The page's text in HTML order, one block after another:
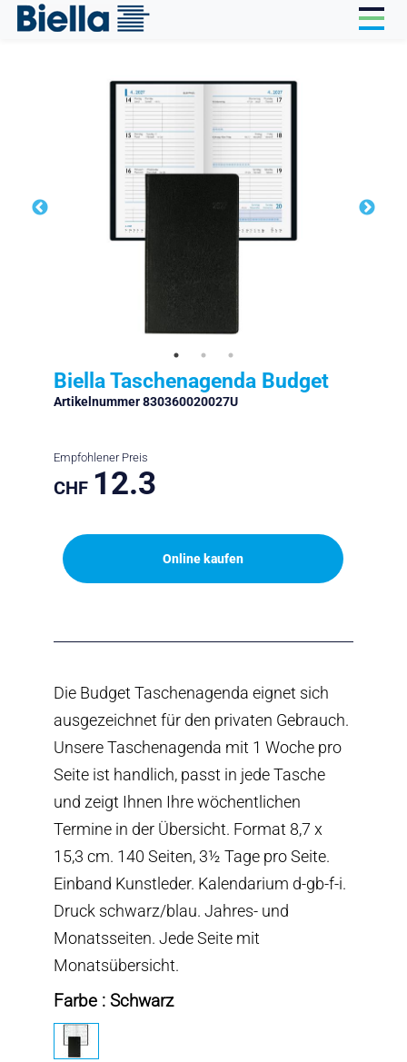
Biella Taschenagenda Budget
Artikelnummer 830360020027U
Empfohlener Preis
CHF 12.3
Online kaufen
Die Budget Taschenagenda eignet sich
ausgezeichnet für den privaten Gebrauch.
Unsere Taschenagenda mit 1 Woche pro
Seite ist handlich, passt in jede Tasche
und zeigt Ihnen Ihre wöchentlichen
Termine in der Übersicht. Format 8,7 x
15,3 cm. 140 Seiten, 3½ Tage pro Seite.
Einband Kunstleder. Kalendarium d-gb-f-i.
Druck schwarz/blau. Jahres- und
Monatsseiten. Jede Seite mit
Monatsübersicht.
Farbe : Schwarz
Cookie-Einstellungen